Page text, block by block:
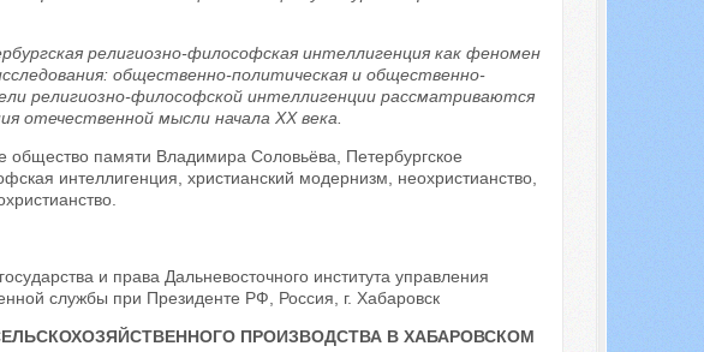
религиозно-философская интеллигенция как феномен
общественно-политическая и общественно-
религиозно-философской интеллигенции рассматриваются
отечественной мысли начала XX века.
общество памяти Владимира Соловьёва, Петербургское
интеллигенция, христианский модернизм, неохристианство,
и права Дальневосточного института управления
службы при Президенте РФ, Россия, г. Хабаровск
ПРОИЗВОДСТВА В ХАБАРОВСКОМ